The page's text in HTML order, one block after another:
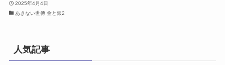
2025年4月4日
あきない世傳 金と銀2
人気記事